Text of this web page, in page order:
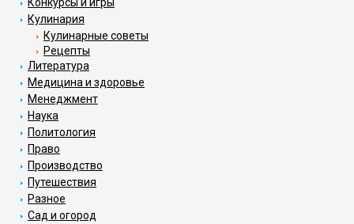
Кулинария
Кулинарные советы
Рецепты
Литература
Медицина и здоровье
Менеджмент
Наука
Политология
Право
Производство
Путешествия
Разное
Сад и огород